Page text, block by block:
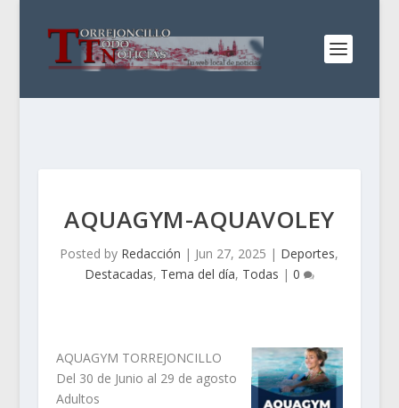
AQUAGYM-AQUAVOLEY
Posted by Redacción | Jun 27, 2025 | Deportes,
Destacadas, Tema del día, Todas | 0
AQUAGYM TORREJONCILLO
Del 30 de Junio al 29 de agosto
Adultos